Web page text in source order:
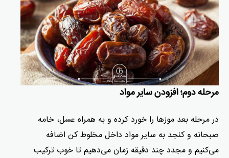
مرحله دوم؛ افزودن سایر مواد
در مرحله بعد موزها را خورد کرده و به همراه عسل، خامه
صبحانه و کنجد به سایر مواد داخل مخلوط کن اضافه
می‌کنیم و مجدد چند دقیقه زمان می‌دهیم تا خوب ترکیب